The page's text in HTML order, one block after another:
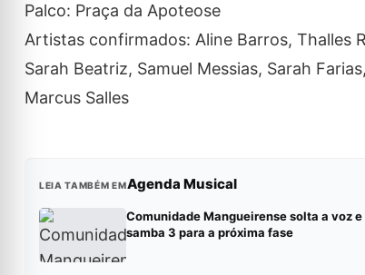
Palco: Praça da Apoteose
Artistas confirmados: Aline Barros, Thalles
Sarah Beatriz, Samuel Messias, Sarah
Marcus Salles
LEIA TAMBÉM EMAgenda Musical
Comunidade Mangueirense solta a voz
samba 3 para a próxima fase